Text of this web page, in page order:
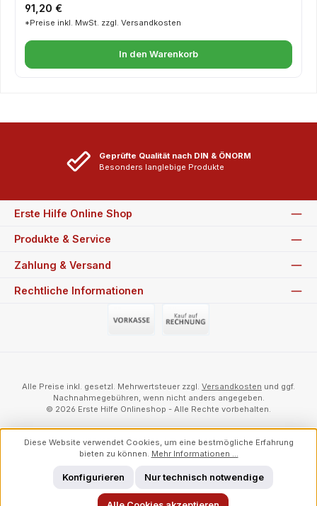
Regulärer Preis:
91,20 €
*Preise inkl. MwSt. zzgl. Versandkosten
In den Warenkorb
Geprüfte Qualität nach DIN & ÖNORM
Besonders langlebige Produkte
Erste Hilfe Online Shop
Produkte & Service
Zahlung & Versand
Rechtliche Informationen
Alle Preise inkl. gesetzl. Mehrwertsteuer zzgl. Versandkosten und ggf.
Nachnahmegebühren, wenn nicht anders angegeben.
© 2026 Erste Hilfe Onlineshop - Alle Rechte vorbehalten.
Diese Website verwendet Cookies, um eine bestmögliche Erfahrung
bieten zu können. Mehr Informationen ...
Nur technisch notwendige
Konfigurieren